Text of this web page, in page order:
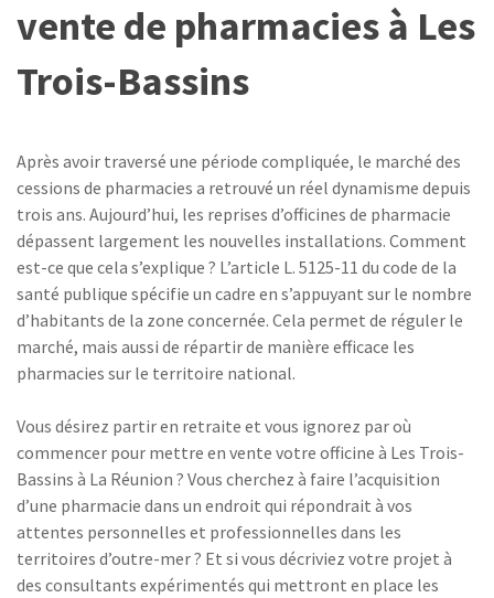
vente de pharmacies à Les
Trois-Bassins
Après avoir traversé une période compliquée, le marché des
cessions de pharmacies a retrouvé un réel dynamisme depuis
trois ans. Aujourd’hui, les reprises d’officines de pharmacie
dépassent largement les nouvelles installations. Comment
est-ce que cela s’explique ? L’article L. 5125-11 du code de la
santé publique spécifie un cadre en s’appuyant sur le nombre
d’habitants de la zone concernée. Cela permet de réguler le
marché, mais aussi de répartir de manière efficace les
pharmacies sur le territoire national.
Vous désirez partir en retraite et vous ignorez par où
commencer pour mettre en vente votre officine à Les Trois-
Bassins à La Réunion ? Vous cherchez à faire l’acquisition
d’une pharmacie dans un endroit qui répondrait à vos
attentes personnelles et professionnelles dans les
territoires d’outre-mer ? Et si vous décriviez votre projet à
des consultants expérimentés qui mettront en place les